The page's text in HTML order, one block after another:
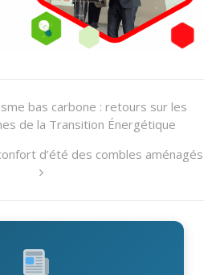
bas carbone : retours sur les
de la Transition Énergétique
d’été des combles aménagés